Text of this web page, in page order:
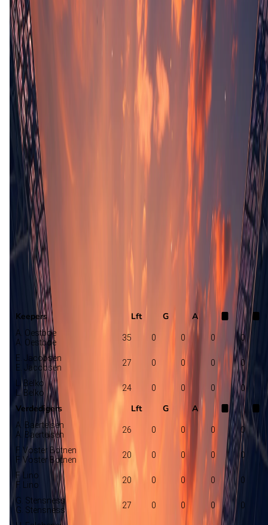
Opstelling nog niet bekend
FK Haugesund
Keepers Lft G A
A. Oestboe
A. Oestboe
35 0 0 0 0
E. Jacobsen
E. Jacobsen
27 0 0 0 0
L. Belko
L. Belko
24 0 0 0 0
Verdedigers Lft G A
A. Baertelsen
A. Baertelsen
26 0 0 0 0
F. Voster Botnen
F. Voster Botnen
20 0 0 0 0
F. Lino
F. Lino
20 0 0 0 0
G. Stensness
G. Stensness
27 0 0 0 0